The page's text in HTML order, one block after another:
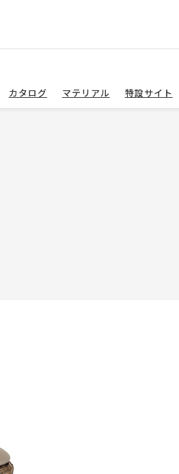
カタログ マテリアル 特設サイト